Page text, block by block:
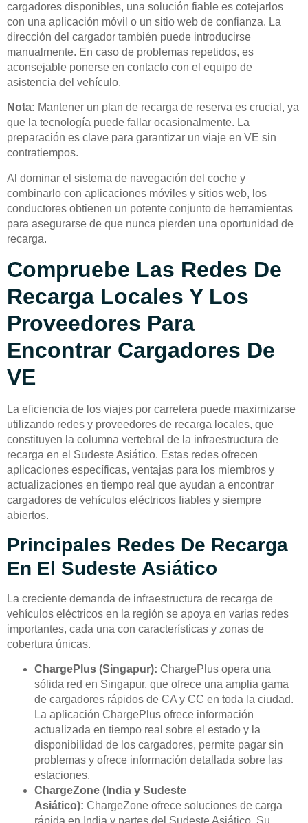
cargadores disponibles, una solución fiable es cotejarlos
con una aplicación móvil o un sitio web de confianza. La
dirección del cargador también puede introducirse
manualmente. En caso de problemas repetidos, es
aconsejable ponerse en contacto con el equipo de
asistencia del vehículo.
Nota: Mantener un plan de recarga de reserva es crucial, ya
que la tecnología puede fallar ocasionalmente. La
preparación es clave para garantizar un viaje en VE sin
contratiempos.
Al dominar el sistema de navegación del coche y
combinarlo con aplicaciones móviles y sitios web, los
conductores obtienen un potente conjunto de herramientas
para asegurarse de que nunca pierden una oportunidad de
recarga.
Compruebe Las Redes De
Recarga Locales Y Los
Proveedores Para
Encontrar Cargadores De
VE
La eficiencia de los viajes por carretera puede maximizarse
utilizando redes y proveedores de recarga locales, que
constituyen la columna vertebral de la infraestructura de
recarga en el Sudeste Asiático. Estas redes ofrecen
aplicaciones específicas, ventajas para los miembros y
actualizaciones en tiempo real que ayudan a encontrar
cargadores de vehículos eléctricos fiables y siempre
abiertos.
Principales Redes De Recarga
En El Sudeste Asiático
La creciente demanda de infraestructura de recarga de
vehículos eléctricos en la región se apoya en varias redes
importantes, cada una con características y zonas de
cobertura únicas.
ChargePlus (Singapur): ChargePlus opera una
sólida red en Singapur, que ofrece una amplia gama
de cargadores rápidos de CA y CC en toda la ciudad.
La aplicación ChargePlus ofrece información
actualizada en tiempo real sobre el estado y la
disponibilidad de los cargadores, permite pagar sin
problemas y ofrece información detallada sobre las
estaciones.
ChargeZone (India y Sudeste
Asiático): ChargeZone ofrece soluciones de carga
rápida en India y partes del Sudeste Asiático. Su